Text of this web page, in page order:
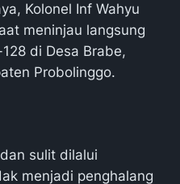
Kolonel Inf Wahyu
meninjau langsung
di Desa Brabe,
Probolinggo.
sulit dilalui
menjadi penghalang